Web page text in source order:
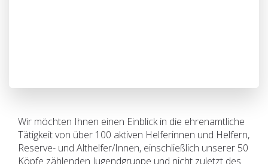
Wir möchten Ihnen einen Einblick in die ehrenamtliche
Tätigkeit von über 100 aktiven Helferinnen und Helfern,
Reserve- und Althelfer/Innen, einschließlich unserer 50
Köpfe zählenden Jugendgruppe und nicht zuletzt des